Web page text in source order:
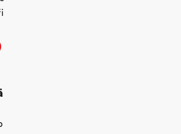
Facebookissa
välilehdessä
Instagramissa
välilehdessä
kaupunki Youtubessa
uudessa välilehdessä